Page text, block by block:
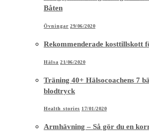
Båten
Övningar 29/06/2020
Rekommenderade kosttillskott
Hälsa 21/06/2020
Träning 40+ Hälsocoachens 7
blodtryck
Health stories 17/01/2020
Armhävning – Så gör du en